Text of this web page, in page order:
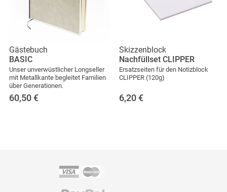
Gästebuch
BASIC
Unser unverwüstlicher Longseller
mit Metallkante begleitet Familien
über Generationen.
60,50 €
Skizzenblock
Nachfüllset CLIPPER
Ersatzseiten für den Notizblock
CLIPPER (120g)
6,20 €